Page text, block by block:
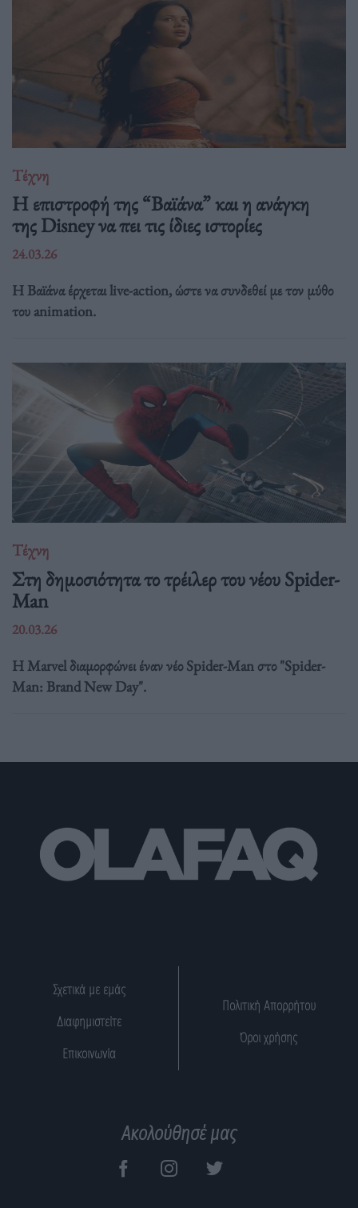
Τέχνη
Η επιστροφή της “Βαϊάνα” και η ανάγκη
της Disney να πει τις ίδιες ιστορίες
24.03.26
Η Βαϊάνα έρχεται live-action, ώστε να συνδεθεί με τον μύθο
του animation.
Τέχνη
Στη δημοσιότητα το τρέιλερ του νέου Spider-
Man
20.03.26
Η Marvel διαμορφώνει έναν νέο Spider-Man στο "Spider-
Man: Brand New Day".
Σχετικά με εμάς
Διαφημιστείτε
Επικοινωνία
Πολιτική Απορρήτου
Όροι χρήσης
Ακολούθησέ μας